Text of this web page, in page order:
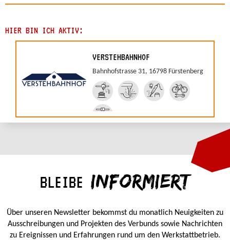
HIER BIN ICH AKTIV:
VERSTEHBAHNHOF
Bahnhofstrasse 31, 16798 Fürstenberg
BLEIBE INFORMIERT
Über unseren Newsletter bekommst du monatlich Neuigkeiten zu
Ausschreibungen und Projekten des Verbunds sowie Nachrichten
zu Ereignissen und Erfahrungen rund um den Werkstattbetrieb.